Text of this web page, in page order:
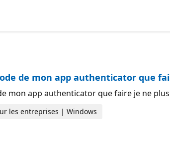
de mon app authenticator que
mon app authenticator que faire je ne
les entreprises | Windows